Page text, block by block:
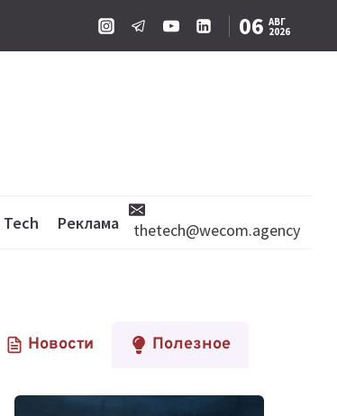
06 АВГ
2026
Tech Реклама thetech@wecom.agency
Новости Полезное